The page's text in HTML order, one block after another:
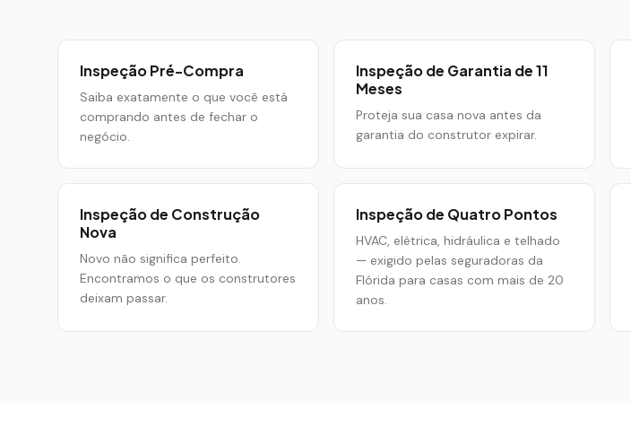
Inspeção Pré-Compra
Saiba exatamente o que você está
comprando antes de fechar o
negócio.
Inspeção de Garantia de 11
Meses
Proteja sua casa nova antes da
garantia do construtor expirar.
Inspeção de Construção
Nova
Novo não significa perfeito.
Encontramos o que os construtores
deixam passar.
Inspeção de Quatro Pontos
HVAC, elétrica, hidráulica e telhado
— exigido pelas seguradoras da
Flórida para casas com mais de 20
anos.